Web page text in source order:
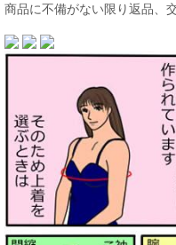
商品に不備がない限り返品、